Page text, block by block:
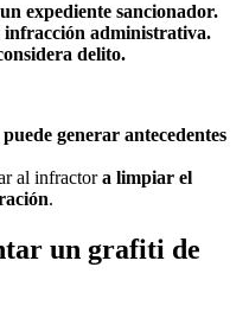
expediente sancionador.
infracción administrativa.
delito.
puede generar antecedentes
al infractora limpiar el
.
un grafiti de